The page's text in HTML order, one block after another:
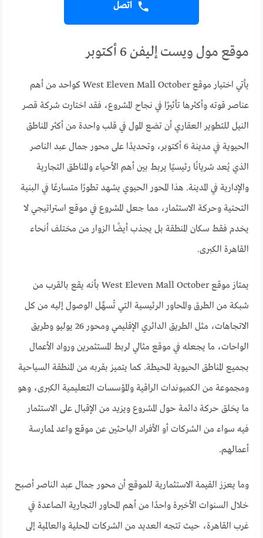
اتصل
موقع مول ويست إليفن 6 أكتوبر
يأتي اختيار موقع West Eleven Mall October كواحد من أهم
عناصر قوته وأكثرها تأثيرًا في نجاح المشروع، فقد اختارت شركة قصر
النيل للتطوير العقاري أن تضع المول في قلب واحدة من أكثر المناطق
الحيوية في مدينة 6 أكتوبر، وتحديدًا على محور جمال عبد الناصر
الذي يُعد شريانًا رئيسيًا يربط بين أهم الأحياء والمناطق التجارية
والإدارية في المدينة. هذا المحور الحيوي يشهد تطورًا متسارعًا في البنية
التحتية وحركة الاستثمار، مما جعل المشروع في موقع استراتيجي لا
يخدم فقط سكان المنطقة بل يجذب أيضًا الزوار من مختلف أنحاء
القاهرة الكبرى.
يمتاز موقع West Eleven Mall October بأنه يقع بالقرب من
شبكة من الطرق والمحاور الرئيسية التي تُسهِّل الوصول إليه من كل
الاتجاهات، مثل الطريق الدائري الإقليمي ومحور 26 يوليو وطريق
الواحات، ما يجعله في موقع مثالي لربط المستثمرين ورواد الأعمال
بجميع المناطق الحيوية المحيطة. كما يتميز بقربه من المنطقة السياحية
ومجموعة من الكمبوندات الراقية والمؤسسات التعليمية الكبرى، وهو
ما يخلق حركة دائمة حول المشروع ويزيد من الإقبال على الاستثمار
فيه سواء من الشركات أو الأفراد الباحثين عن موقع واعد لممارسة
أعمالهم.
وما يعزز القيمة الاستثمارية للموقع أن محور جمال عبد الناصر أصبح
خلال السنوات الأخيرة واحدًا من أهم المحاور التجارية الصاعدة في
غرب القاهرة، حيث تتجه العديد من الشركات المحلية والعالمية إلى